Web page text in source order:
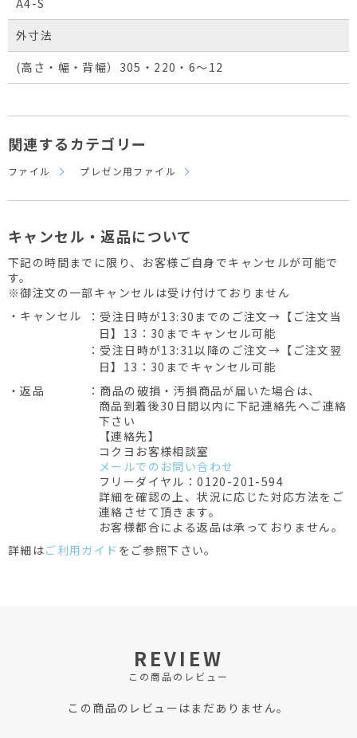
A4-S
外寸法
(高さ・幅・背幅）305・220・6～12
関連するカテゴリー
ファイル プレゼン用ファイル
キャンセル・返品について
下記の時間までに限り、お客様ご自身でキャンセルが可能で
す。
※御注文の一部キャンセルは受け付けておりません
・キャンセル
：受注日時が13:30までのご注文→【ご注文当
日】13：30までキャンセル可能
：受注日時が13:31以降のご注文→【ご注文翌
日】13：30までキャンセル可能
・返品
：商品の破損・汚損商品が届いた場合は、
商品到着後30日間以内に下記連絡先へご連絡
下さい
【連絡先】
コクヨお客様相談室
メールでのお問い合わせ
フリーダイヤル：0120-201-594
詳細を確認の上、状況に応じた対応方法をご
連絡させて頂きます。
お客様都合による返品は承っておりません。
詳細はご利用ガイド をご参照下さい。
REVIEW
この商品のレビュー
この商品のレビューはまだありません。